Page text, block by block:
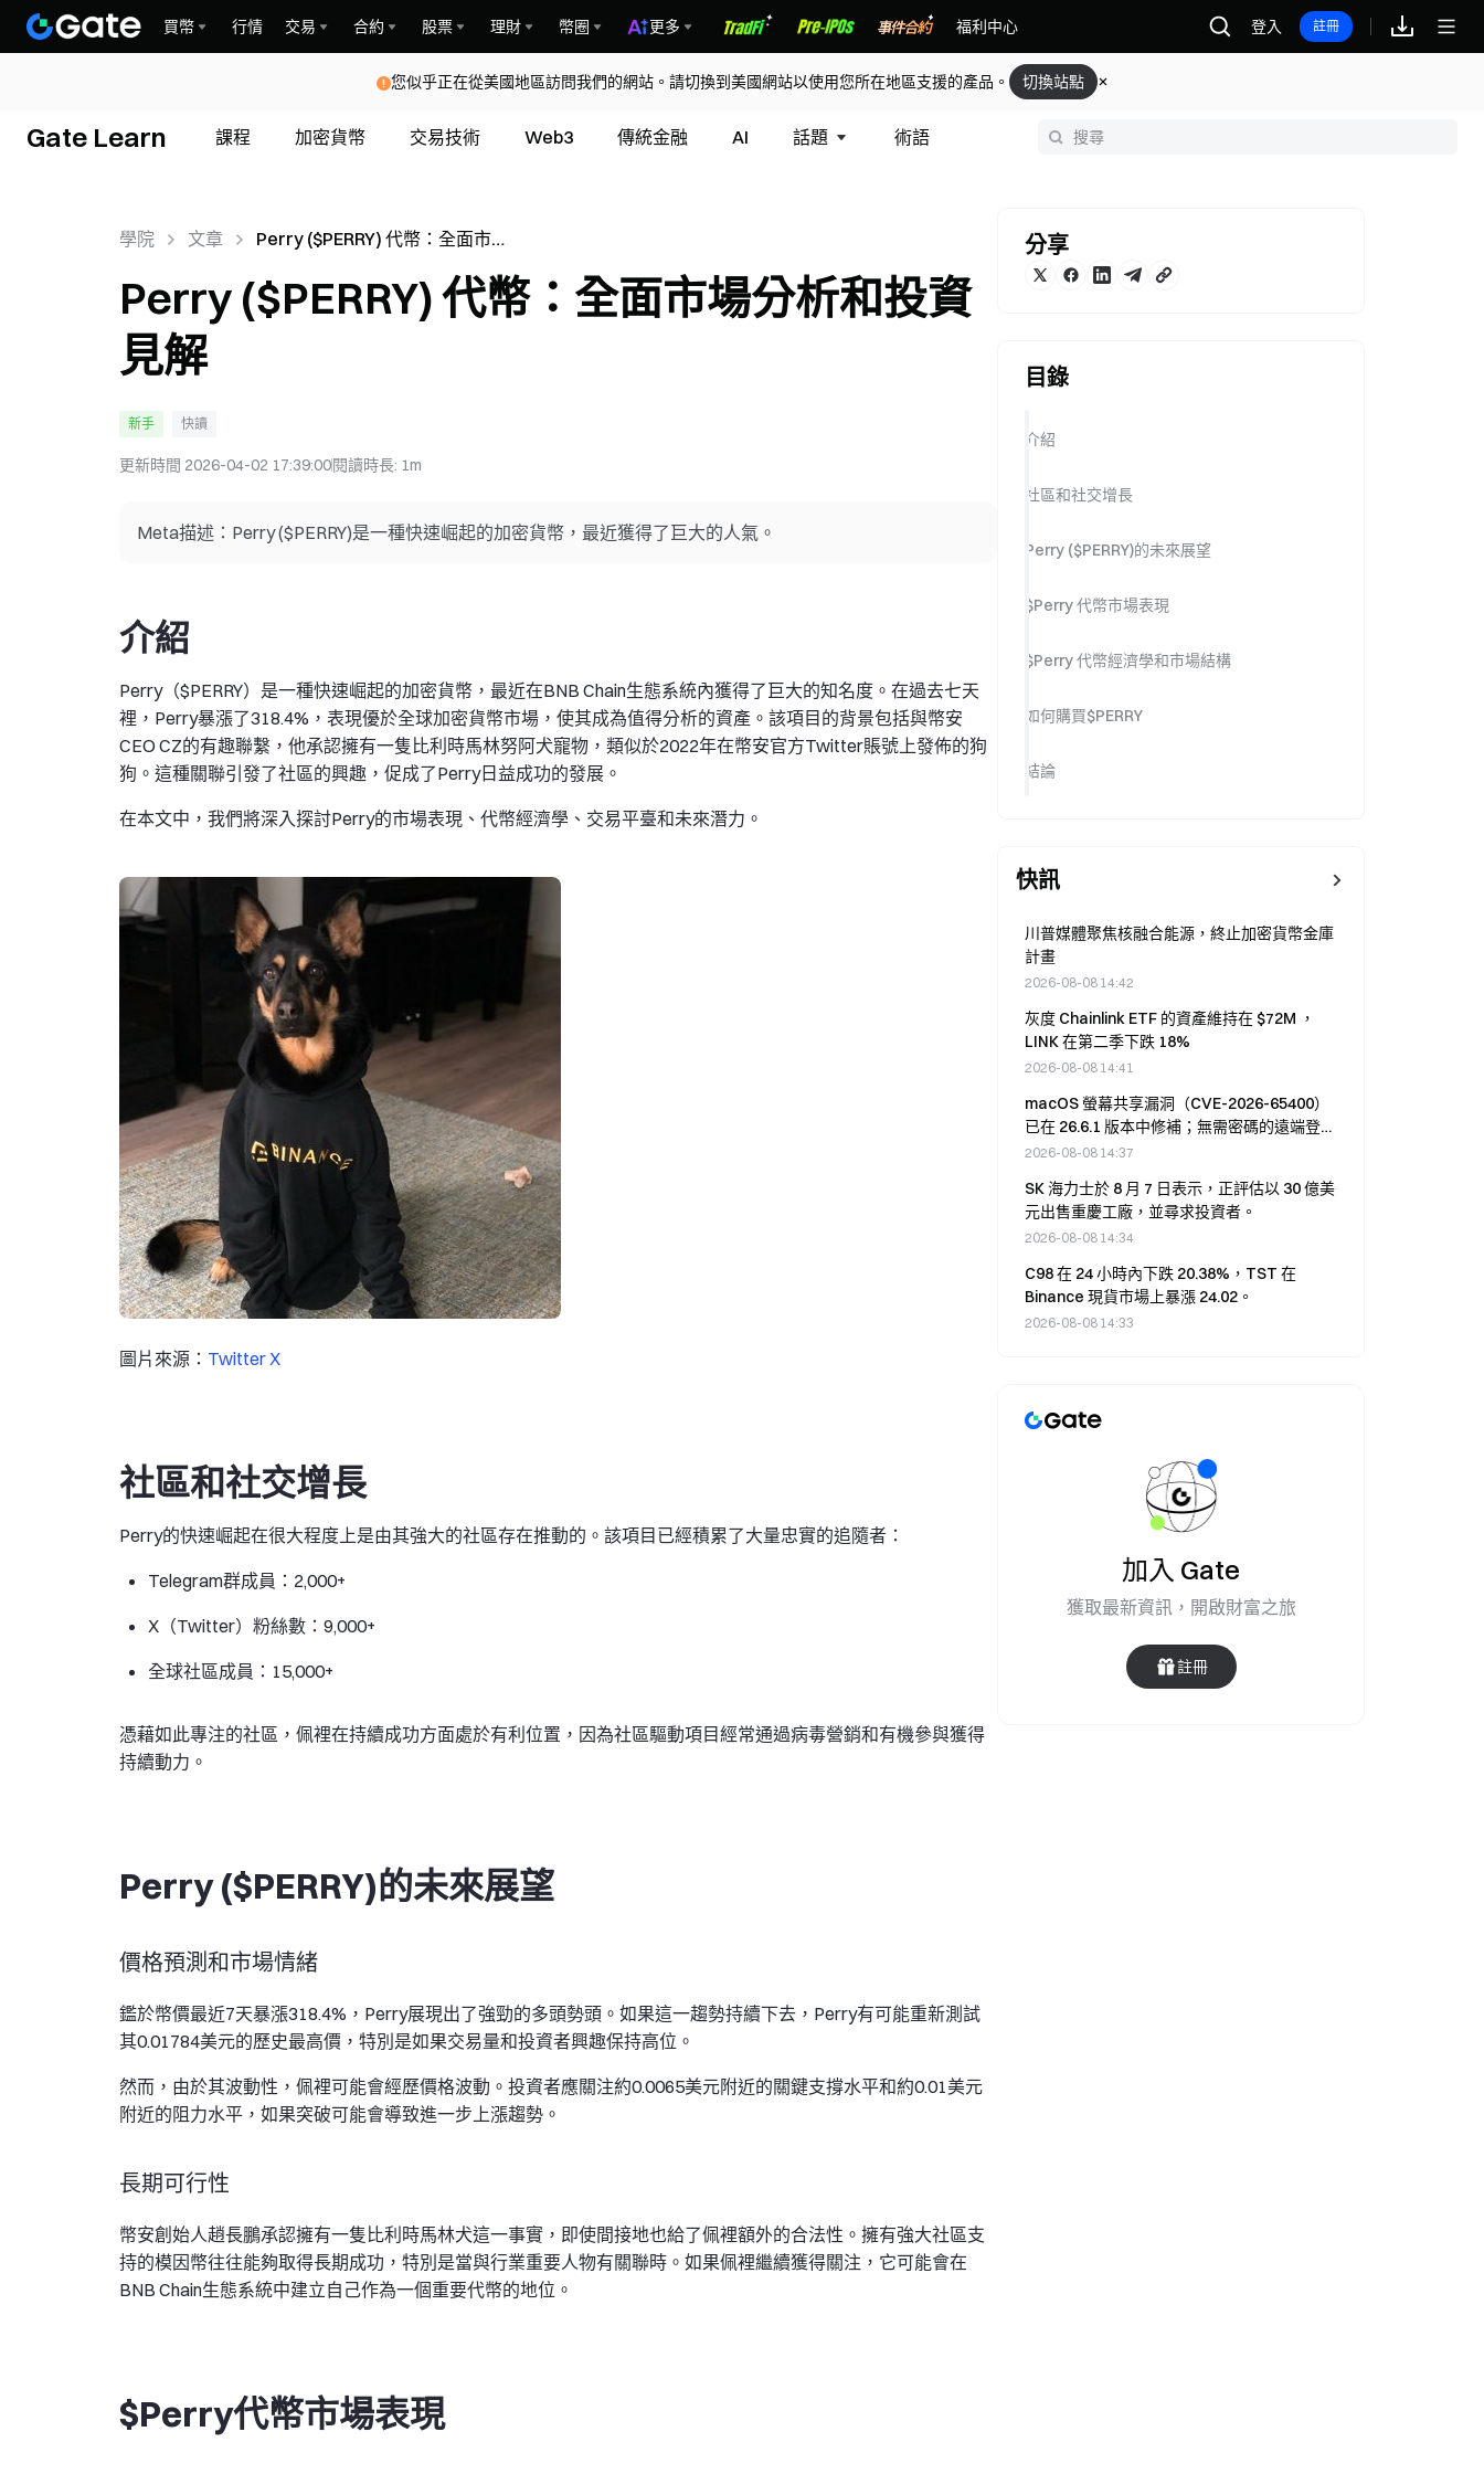
買幣 行情 交易 合約 股票 理財 幣圈 更多 福利中心 登入 註冊
您似乎正在從美國地區訪問我們的網站。請切換到美國網站以使用您所在地區支援的產品。 切換站點
Gate Learn 課程 加密貨幣 交易技術 Web3 傳統金融 AI 話題 術語
學院 文章
Perry ($PERRY) 代幣：全面市場
Perry ($PERRY) 代幣：全面市場分析和投資
見解
新手 快讀
更新時間 2026-04-02 17:39:00閱讀時長: 1m
Meta描述：Perry ($PERRY)是一種快速崛起的加密貨幣，最近獲得了巨大的人氣。
介紹
Perry（$PERRY）是一種快速崛起的加密貨幣，最近在BNB Chain生態系統內獲得了巨大的知名度。在過去七天
裡，Perry暴漲了318.4%，表現優於全球加密貨幣市場，使其成為值得分析的資產。該項目的背景包括與幣安
CEO CZ的有趣聯繫，他承認擁有一隻比利時馬林努阿犬寵物，類似於2022年在幣安官方Twitter賬號上發佈的狗
狗。這種關聯引發了社區的興趣，促成了Perry日益成功的發展。
在本文中，我們將深入探討Perry的市場表現、代幣經濟學、交易平臺和未來潛力。
圖片來源： Twitter X
社區和社交增長
Perry的快速崛起在很大程度上是由其強大的社區存在推動的。該項目已經積累了大量忠實的追隨者：
Telegram群成員：2,000+
X（Twitter）粉絲數：9,000+
全球社區成員：15,000+
憑藉如此專注的社區，佩裡在持續成功方面處於有利位置，因為社區驅動項目經常通過病毒營銷和有機參與獲得
持續動力。
Perry ($PERRY)的未來展望
價格預測和市場情緒
鑑於幣價最近7天暴漲318.4%，Perry展現出了強勁的多頭勢頭。如果這一趨勢持續下去，Perry有可能重新測試
其0.01784美元的歷史最高價，特別是如果交易量和投資者興趣保持高位。
然而，由於其波動性，佩裡可能會經歷價格波動。投資者應關注約0.0065美元附近的關鍵支撐水平和約0.01美元
附近的阻力水平，如果突破可能會導致進一步上漲趨勢。
長期可行性
幣安創始人趙長鵬承認擁有一隻比利時馬林犬這一事實，即使間接地也給了佩裡額外的合法性。擁有強大社區支
持的模因幣往往能夠取得長期成功，特別是當與行業重要人物有關聯時。如果佩裡繼續獲得關注，它可能會在
BNB Chain生態系統中建立自己作為一個重要代幣的地位。
$Perry代幣市場表現
分享
目錄
介紹
社區和社交增長
Perry ($PERRY)的未來展望
$Perry 代幣市場表現
$Perry 代幣經濟學和市場結構
如何購買$PERRY
結論
快訊
川普媒體聚焦核融合能源，終止加密貨幣金庫
計畫
2026-08-08 14:42
灰度 Chainlink ETF 的資產維持在 $72M ，
LINK 在第二季下跌 18%
2026-08-08 14:41
macOS 螢幕共享漏洞（CVE-2026-65400）
已在 26.6.1 版本中修補；無需密碼的遠端登入
問題現已修復
2026-08-08 14:37
SK 海力士於 8 月 7 日表示，正評估以 30 億美
元出售重慶工廠，並尋求投資者。
2026-08-08 14:34
C98 在 24 小時內下跌 20.38%，TST 在
Binance 現貨市場上暴漲 24.02。
2026-08-08 14:33
加入 Gate
獲取最新資訊，開啟財富之旅
註冊